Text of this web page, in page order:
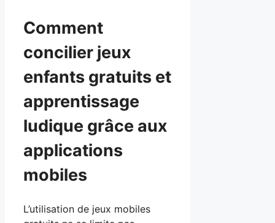
Comment
concilier jeux
enfants gratuits et
apprentissage
ludique grâce aux
applications
mobiles
L’utilisation de jeux mobiles